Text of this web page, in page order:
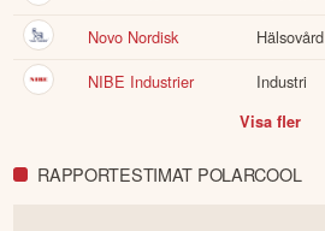
Novo Nordisk
Hälsovård
NIBE Industrier
Industri
Visa fler
RAPPORTESTIMAT POLARCOOL